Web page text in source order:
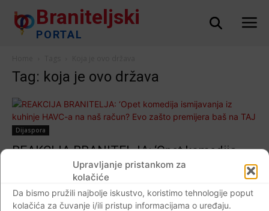
Upravljanje pristankom za
kolačiće
Da bismo pružili najbolje iskustvo, koristimo tehnologije poput
kolačića za čuvanje i/ili pristup informacijama o uređaju.
Braniteljski
PORTAL
Tag: koja je ovo država
Dijaspora
REAKCIJA BRANITELJA: ‘Opet komedija
ismijavanja iz kuhinje HAVC-a na naš račun?
Evo zašto premijera baš na TAJ datum?’
Braniteljski portal - 03.12.2018 9